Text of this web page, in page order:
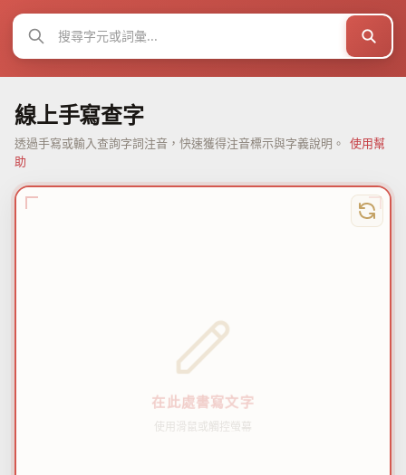
線上手寫查字
透過手寫或輸入查詢字詞注音，快速獲得注音標示與字義說明。 使用幫
助
在此處書寫文字
使用滑鼠或觸控螢幕